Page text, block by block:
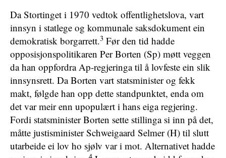
Da Stortinget i 1970 vedtok offentlighetslova, vart
innsyn i statlege og kommunale saksdokument ein
demokratisk borgarrett.3 Før den tid hadde
opposisjonspolitikaren Per Borten (Sp) møtt veggen
da han oppfordra Ap-regjeringa til å lovfeste ein slik
innsynsrett. Da Borten vart statsminister og fekk
makt, følgde han opp dette standpunktet, enda om
det var meir enn upopulært i hans eiga regjering.
Fordi statsminister Borten sette stillinga si inn på det,
måtte justisminister Schweigaard Selmer (H) til slutt
utarbeide ei lov ho sjølv var i mot. Alternativet hadde